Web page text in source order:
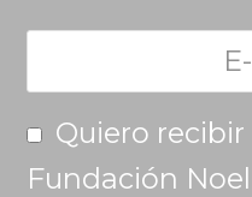
Quiero
Fundación